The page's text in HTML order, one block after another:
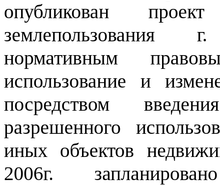
опубликован
землепользования
нормативным
использование и
посредством
разрешенного
иных объектов
2006г.